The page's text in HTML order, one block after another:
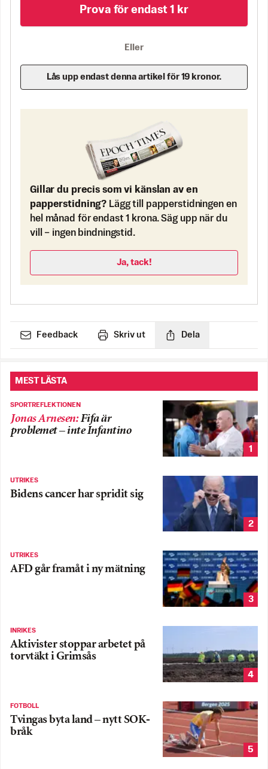
Prova för endast 1 kr
Eller
Lås upp endast denna artikel för 19 kronor.
Gillar du precis som vi känslan av en
papperstidning? Lägg till papperstidningen en
hel månad för endast 1 krona. Säg upp när du
vill – ingen bindningstid.
Ja, tack!
Feedback Skriv ut Dela
MEST LÄSTA
SPORTREFLEKTIONEN
Jonas Arnesen:Fifa är
problemet – inte Infantino
1
UTRIKES
Bidens cancer har spridit sig
2
UTRIKES
AFD går framåt i ny mätning
3
INRIKES
Aktivister stoppar arbetet på
torvtäkt i Grimsås
4
FOTBOLL
Tvingas byta land – nytt SOK-
bråk
5